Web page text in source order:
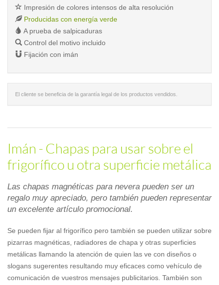
Impresión de colores intensos de alta resolución
Producidas con energía verde
A prueba de salpicaduras
Control del motivo incluido
Fijación con imán
El cliente se beneficia de la garantía legal de los productos vendidos.
Imán - Chapas para usar sobre el
frigorífico u otra superficie metálica
Las chapas magnéticas para nevera pueden ser un
regalo muy apreciado, pero también pueden representar
un excelente artículo promocional.
Se pueden fijar al frigorífico pero también se pueden utilizar sobre
pizarras magnéticas, radiadores de chapa y otras superficies
metálicas llamando la atención de quien las ve con diseños o
slogans sugerentes resultando muy eficaces como vehículo de
comunicación de vuestros mensajes publicitarios. También son